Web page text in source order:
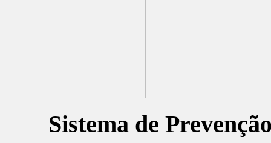
Sistema de